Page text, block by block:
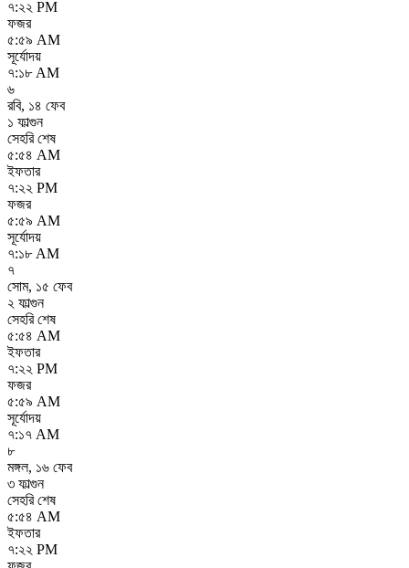
৭:২২ PM
ফজর
৫:৫৯ AM
সূর্যোদয়
৭:১৮ AM
৬
রবি, ১৪ ফেব
১ ফাল্গুন
সেহরি শেষ
৫:৫৪ AM
ইফতার
৭:২২ PM
ফজর
৫:৫৯ AM
সূর্যোদয়
৭:১৮ AM
৭
সোম, ১৫ ফেব
২ ফাল্গুন
সেহরি শেষ
৫:৫৪ AM
ইফতার
৭:২২ PM
ফজর
৫:৫৯ AM
সূর্যোদয়
৭:১৭ AM
৮
মঙ্গল, ১৬ ফেব
৩ ফাল্গুন
সেহরি শেষ
৫:৫৪ AM
ইফতার
৭:২২ PM